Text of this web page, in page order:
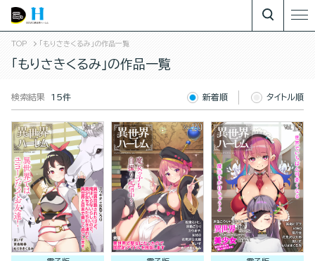
TOP 「もりさきくるみ」の作品一覧
「もりさきくるみ」の作品一覧
検索結果 15件 新着順 タイトル順